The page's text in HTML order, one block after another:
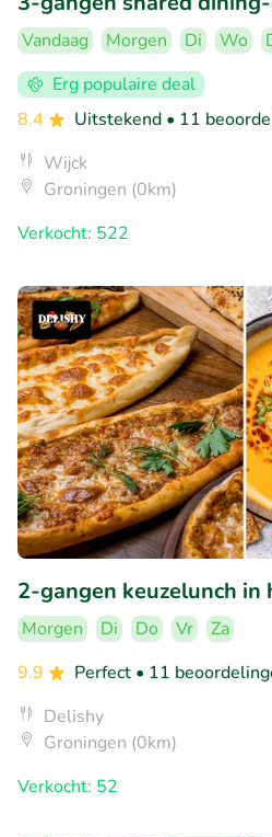
Vandaag Morgen Di Wo
Erg populaire deal
8.4
Uitstekend • 11
Wijck
Groningen (0km)
Verkocht: 522
2-gangen keuzelunch in
Morgen Di Do Vr
Za
9.9
Perfect • 11
Delishy
Groningen (0km)
Verkocht: 52